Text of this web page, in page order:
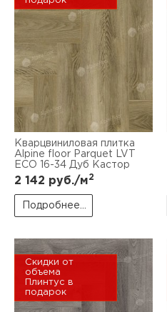
Кварцвиниловая плитка
Alpine floor Parquet LVT
ECO 16-34 Дуб Кастор
2 142 руб./м2
Подробнее...
Скидки от
объема
Плинтус в
подарок